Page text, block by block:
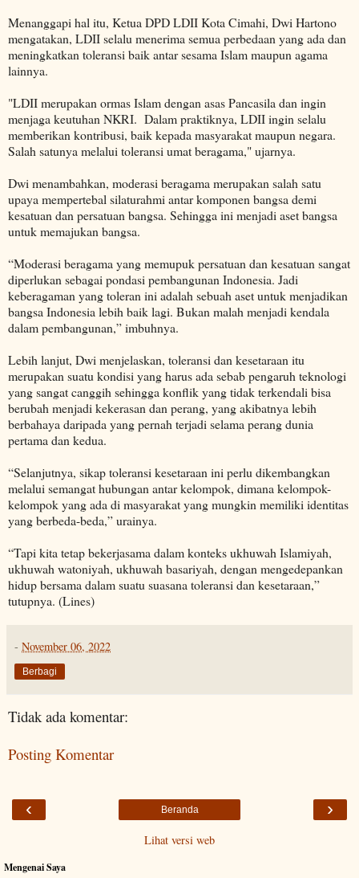
Menanggapi hal itu, Ketua DPD LDII Kota Cimahi, Dwi Hartono
mengatakan, LDII selalu menerima semua perbedaan yang ada dan
meningkatkan toleransi baik antar sesama Islam maupun agama
lainnya.
"LDII merupakan ormas Islam dengan asas Pancasila dan ingin
menjaga keutuhan NKRI. Dalam praktiknya, LDII ingin selalu
memberikan kontribusi, baik kepada masyarakat maupun negara.
Salah satunya melalui toleransi umat beragama," ujarnya.
Dwi menambahkan, moderasi beragama merupakan salah satu
upaya mempertebal silaturahmi antar komponen bangsa demi
kesatuan dan persatuan bangsa. Sehingga ini menjadi aset bangsa
untuk memajukan bangsa.
“Moderasi beragama yang memupuk persatuan dan kesatuan sangat
diperlukan sebagai pondasi pembangunan Indonesia. Jadi
keberagaman yang toleran ini adalah sebuah aset untuk menjadikan
bangsa Indonesia lebih baik lagi. Bukan malah menjadi kendala
dalam pembangunan,” imbuhnya.
Lebih lanjut, Dwi menjelaskan, toleransi dan kesetaraan itu
merupakan suatu kondisi yang harus ada sebab pengaruh teknologi
yang sangat canggih sehingga konflik yang tidak terkendali bisa
berubah menjadi kekerasan dan perang, yang akibatnya lebih
berbahaya daripada yang pernah terjadi selama perang dunia
pertama dan kedua.
“Selanjutnya, sikap toleransi kesetaraan ini perlu dikembangkan
melalui semangat hubungan antar kelompok, dimana kelompok-
kelompok yang ada di masyarakat yang mungkin memiliki identitas
yang berbeda-beda,” urainya.
“Tapi kita tetap bekerjasama dalam konteks ukhuwah Islamiyah,
ukhuwah watoniyah, ukhuwah basariyah, dengan mengedepankan
hidup bersama dalam suatu suasana toleransi dan kesetaraan,”
tutupnya. (Lines)
- November 06, 2022
Berbagi
Tidak ada komentar:
Posting Komentar
‹ ›
Beranda
Lihat versi web
Mengenai Saya